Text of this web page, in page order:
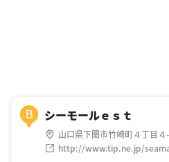
B シーモールｅｓｔ
山口県下関市竹崎町４丁目４-
http://www.tip.ne.jp/